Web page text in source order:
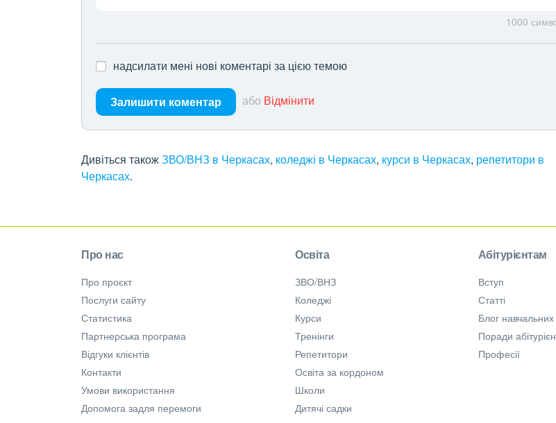
1000
надсилати мені нові коментарі за цією темою
Залишити коментар або Відмінити
Дивіться такожЗВО/ВНЗ в Черкасах, коледжі в Черкасах, курси в Черкасах, репетитори в
Черкасах.
Про нас
Про проєкт
Послуги сайту
Статистика
Партнерська програма
Відгуки клієнтів
Контакти
Умови використання
Допомога задля перемоги
Освіта
ЗВО/ВНЗ
Коледжі
Курси
Тренінги
Репетитори
Освіта за кордоном
Школи
Дитячі садки
Абітурієнтам
Вступ
Статті
Блог навчальних
Поради
Професії